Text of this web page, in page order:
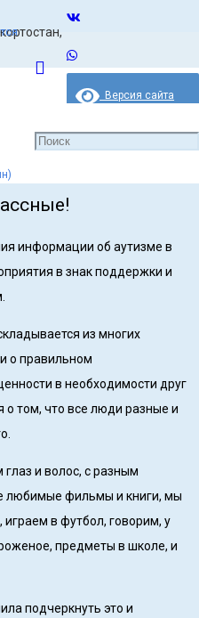
Версия сайта
для слабовидящих
информации об аутизме в
в знак поддержки и
из многих
о правильном
в необходимости друг
о том, что все люди разные и
и волос, с разным
любимые фильмы и книги, мы
играем в футбол, говорим, у
предметы в школе, и
подчеркнуть это и